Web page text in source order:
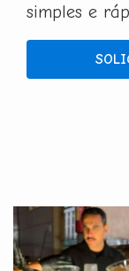
simples e